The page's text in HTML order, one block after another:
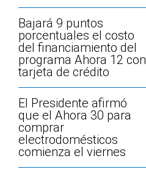
Bajará 9 puntos
porcentuales el costo
del financiamiento del
programa Ahora 12 con
tarjeta de crédito
El Presidente afirmó
que el Ahora 30 para
comprar
electrodomésticos
comienza el viernes